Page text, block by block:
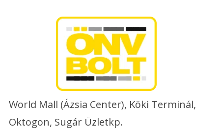
World Mall (Ázsia Center), Köki Terminál,
Oktogon, Sugár Üzletkp.